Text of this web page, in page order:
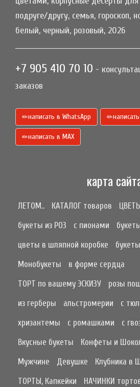
подруге/другу, семья, гороскоп,
белый, черный, розовый, 2026
+7 905 410 70 10 -
заказов
написать в WhatsApp
написать в МАХ
карта
ЛЕТОМ.. КАТАЛОГ товаров
букеты из РОЗ
с пионами
цветы в шляпной коробке
Монобукеты
в форме сердца
ТОРТ по вашему ЭСКИЗУ
розы
из герберы
альстромерии
с
хризантемы
с ромашками с
Вкусные букеты
Конфеты и
Мужчине
Девушке
Клубника в
ТОРТЫ, Капкейки
НАЧИНКИ